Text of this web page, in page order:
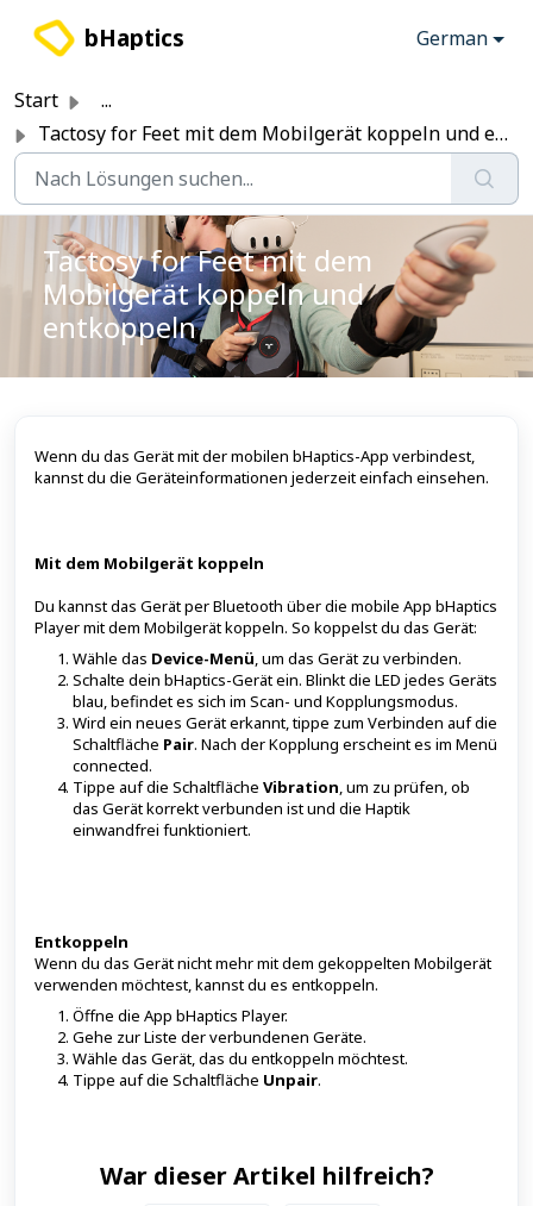
bHaptics German
Start
...
Tactosy for Feet mit dem Mobilgerät koppeln und entkoppeln
Tactosy for Feet mit dem
Mobilgerät koppeln und
entkoppeln
Wenn du das Gerät mit der mobilen bHaptics-App verbindest,
kannst du die Geräteinformationen jederzeit einfach einsehen.
Mit dem Mobilgerät koppeln
Du kannst das Gerät per Bluetooth über die mobile App bHaptics
Player mit dem Mobilgerät koppeln. So koppelst du das Gerät:
Wähle das Device-Menü, um das Gerät zu verbinden.
Schalte dein bHaptics-Gerät ein. Blinkt die LED jedes Geräts
blau, befindet es sich im Scan- und Kopplungsmodus.
Wird ein neues Gerät erkannt, tippe zum Verbinden auf die
Schaltfläche Pair. Nach der Kopplung erscheint es im Menü
connected.
Tippe auf die Schaltfläche Vibration, um zu prüfen, ob
das Gerät korrekt verbunden ist und die Haptik
einwandfrei funktioniert.
Entkoppeln
Wenn du das Gerät nicht mehr mit dem gekoppelten Mobilgerät
verwenden möchtest, kannst du es entkoppeln.
Öffne die App bHaptics Player.
Gehe zur Liste der verbundenen Geräte.
Wähle das Gerät, das du entkoppeln möchtest.
Tippe auf die Schaltfläche Unpair.
War dieser Artikel hilfreich?